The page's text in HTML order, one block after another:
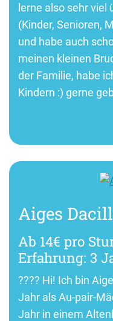
lerne also sehr viel
(Kinder, Senioren,
und habe auch
meinen kleinen
der Familie, habe
Kindern :) gerne
Aiges
Ab 14€ pro
Erfahrung: 3
???? Hi! Ich bin
Jahr als Au-pair-
Jahr in einem